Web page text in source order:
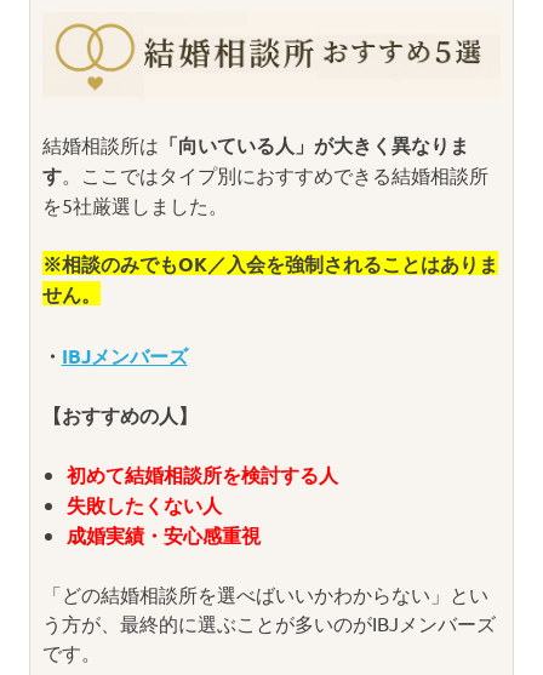
結婚相談所は 「向いている人」が大きく異なりま
す。ここではタイプ別におすすめできる結婚相談所
を5社厳選しました。
※相談のみでもOK／入会を強制されることはありま
せん。
・ IBJメンバーズ
【おすすめの人】
初めて結婚相談所を検討する人
失敗したくない人
成婚実績・安心感重視
「どの結婚相談所を選べばいいかわからない」とい
う方が、最終的に選ぶことが多いのがIBJメンバーズ
です。